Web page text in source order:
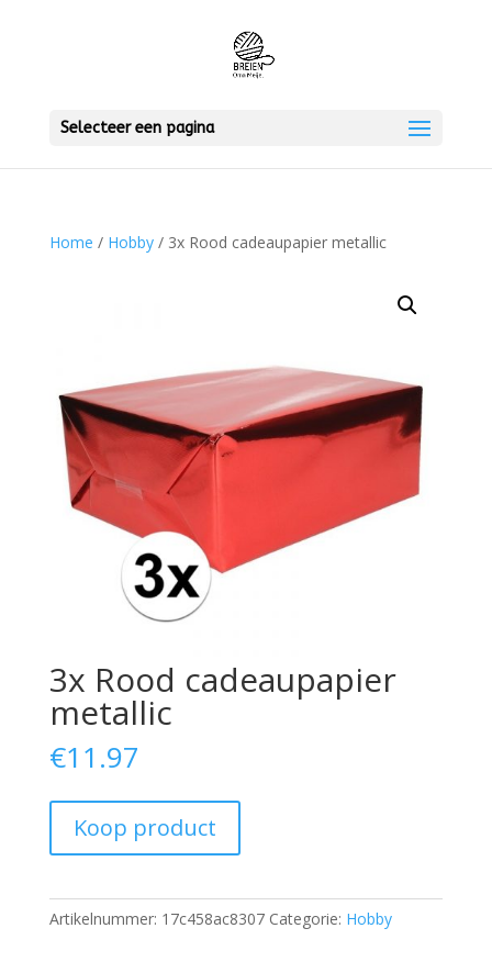
Selecteer een pagina
Home / Hobby/ 3x Rood cadeaupapier metallic
3x Rood cadeaupapier
metallic
€11.97
Koop product
Artikelnummer: 17c458ac8307 Categorie: Hobby